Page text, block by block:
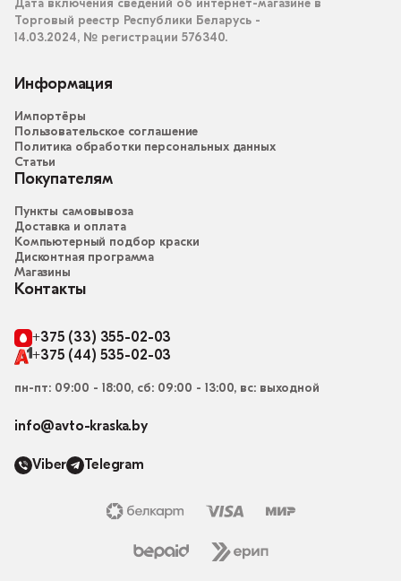
Дата включения сведений об интернет-магазине в
Торговый реестр Республики Беларусь -
14.03.2024, № регистрации 576340.
Информация
Импортёры
Пользовательское соглашение
Политика обработки персональных данных
Статьи
Покупателям
Пункты самовывоза
Доставка и оплата
Компьютерный подбор краски
Дисконтная программа
Магазины
Контакты
+375 (33) 355-02-03
+375 (44) 535-02-03
пн-пт: 09:00 - 18:00, сб: 09:00 - 13:00, вс: выходной
info@avto-kraska.by
Viber Telegram